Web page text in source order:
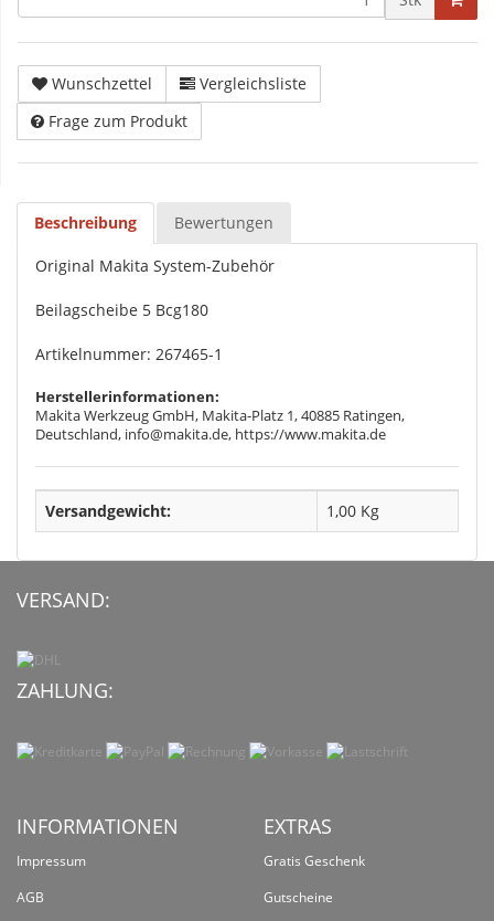
Wunschzettel
Vergleichsliste
Frage zum Produkt
Beschreibung Bewertungen
Original Makita System-Zubehör
Beilagscheibe 5 Bcg180
Artikelnummer: 267465-1
Herstellerinformationen:
Makita Werkzeug GmbH, Makita-Platz 1, 40885 Ratingen,
Deutschland, info@makita.de, https://www.makita.de
Versandgewicht: 1,00 Kg
VERSAND:
ZAHLUNG:
INFORMATIONEN
Impressum
AGB
EXTRAS
Gratis Geschenk
Gutscheine